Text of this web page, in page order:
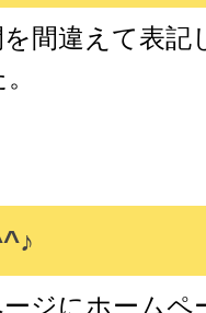
間違えて表記
ジにホームペ